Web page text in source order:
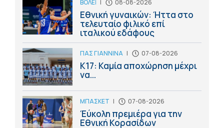
ΒΟΛΕΪ | 08-08-2026
Εθνική γυναικών: Ήττα στο
τελευταίο φιλικό επί
ιταλικού εδάφους
ΠΑΣ ΓΙΑΝΝΙΝΑ | 07-08-2026
Κ17: Καμία αποχώρηση μέχρι
να...
ΜΠΑΣΚΕΤ | 07-08-2026
Έύκολη πρεμιέρα για την
Εθνική Κορασίδων